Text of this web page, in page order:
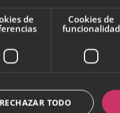
el tribunal le
fallo que prohibía las
la mujer siguió
menor de edad, que
ciudad.
de
Cookies de
funcionalidad
RECHAZAR TODO